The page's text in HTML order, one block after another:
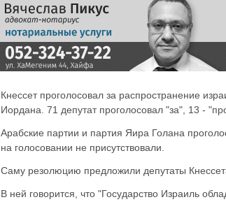
Кнессет проголосовал за распространение
Иордана. 71 депутат проголосовал "за", 13 -
Арабские партии и партия Яира Голана
на голосовании не присутствовали.
Саму резолюцию предложили депутаты
В ней говорится, что "Государство Израиль